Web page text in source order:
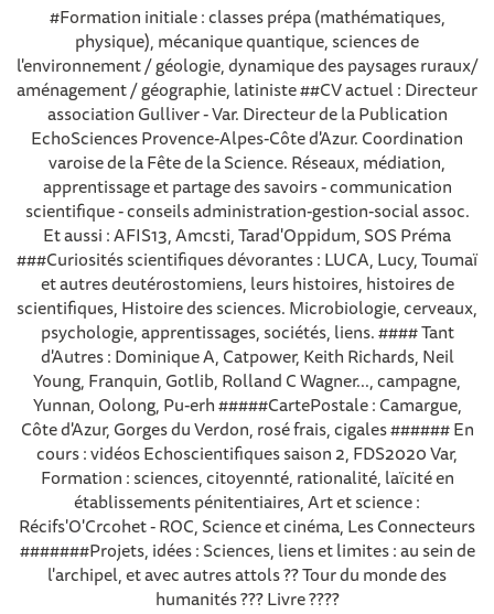
#Formation initiale : classes prépa (mathématiques,
physique), mécanique quantique, sciences de
l'environnement / géologie, dynamique des paysages ruraux/
aménagement / géographie, latiniste ##CV actuel : Directeur
association Gulliver - Var. Directeur de la Publication
EchoSciences Provence-Alpes-Côte d'Azur. Coordination
varoise de la Fête de la Science. Réseaux, médiation,
apprentissage et partage des savoirs - communication
scientifique - conseils administration-gestion-social assoc.
Et aussi : AFIS13, Amcsti, Tarad'Oppidum, SOS Préma
###Curiosités scientifiques dévorantes : LUCA, Lucy, Toumaï
et autres deutérostomiens, leurs histoires, histoires de
scientifiques, Histoire des sciences. Microbiologie, cerveaux,
psychologie, apprentissages, sociétés, liens. #### Tant
d'Autres : Dominique A, Catpower, Keith Richards, Neil
Young, Franquin, Gotlib, Rolland C Wagner..., campagne,
Yunnan, Oolong, Pu-erh #####CartePostale : Camargue,
Côte d'Azur, Gorges du Verdon, rosé frais, cigales ###### En
cours : vidéos Echoscientifiques saison 2, FDS2020 Var,
Formation : sciences, citoyennté, rationalité, laïcité en
établissements pénitentiaires, Art et science :
Récifs'O'Crcohet - ROC, Science et cinéma, Les Connecteurs
#######Projets, idées : Sciences, liens et limites : au sein de
l'archipel, et avec autres attols ?? Tour du monde des
humanités ??? Livre ????